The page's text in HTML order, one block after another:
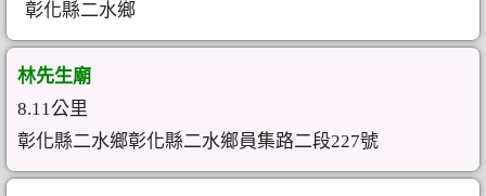
彰化縣二水鄉
林先生廟
8.11公里
彰化縣二水鄉彰化縣二水鄉員集路二段227號